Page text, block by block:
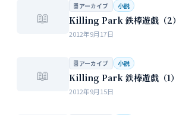
📖
🗄 アーカイブ 小説
Killing Park 鉄棒遊戯（2）
2012年9月17日
📖
🗄 アーカイブ 小説
Killing Park 鉄棒遊戯（1）
2012年9月15日